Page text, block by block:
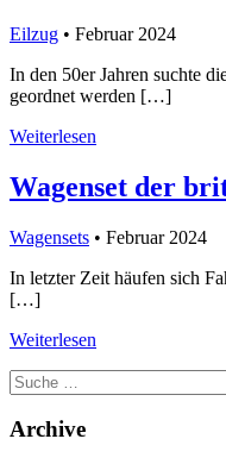
Eilzug • Februar 2024
In den 50er Jahren suchte
geordnet werden […]
Weiterlesen
Wagenset der
Wagensets • Februar 2024
In letzter Zeit häufen sich
[…]
Weiterlesen
Suche
nach:
Archive